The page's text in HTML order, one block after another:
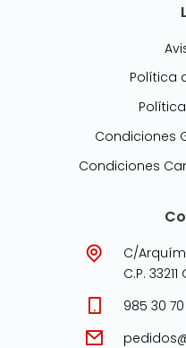
Política
Condiciones
Condiciones
C/
C.P.
985 30